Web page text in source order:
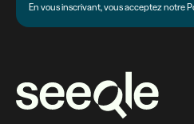
En vous inscrivant, vous acceptez notre